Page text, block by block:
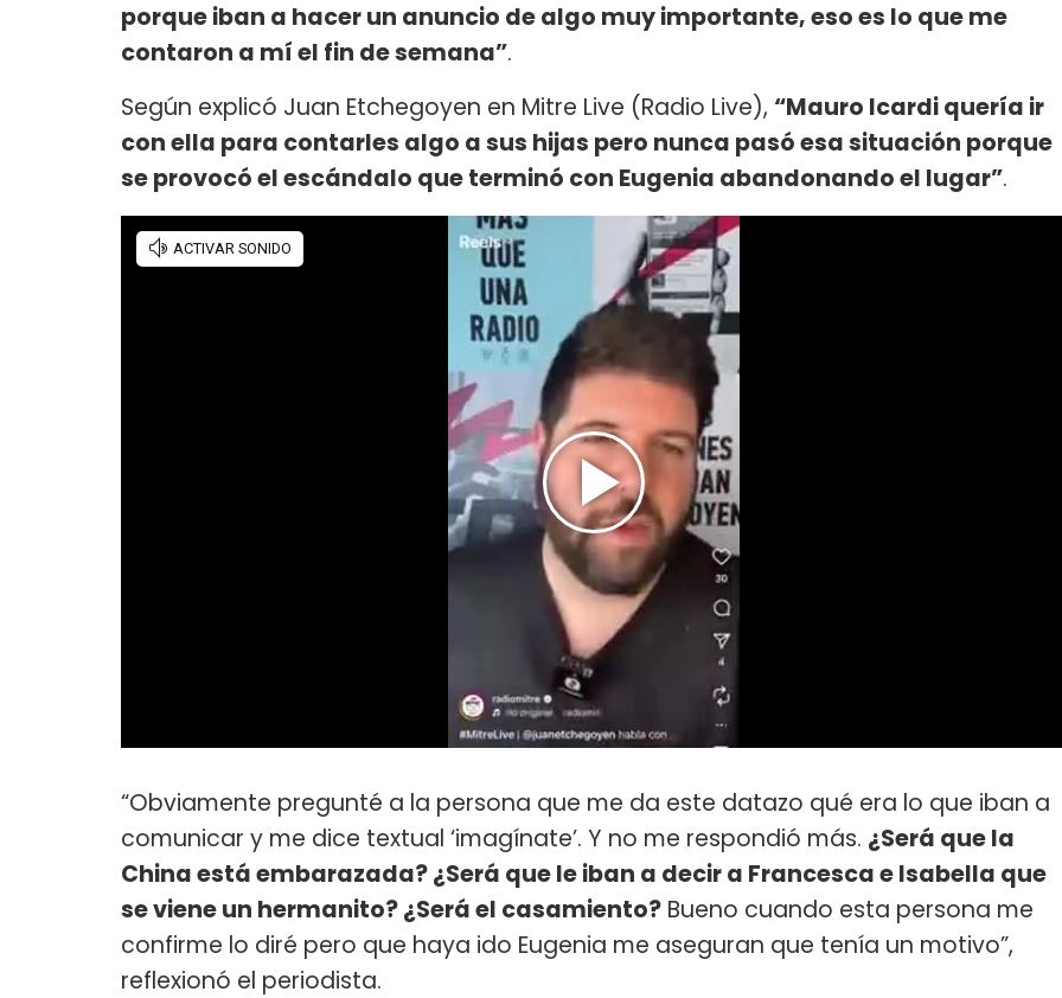
porque iban a hacer un anuncio de algo muy importante, eso es lo que me
contaron a mí el fin de semana”.
Según explicó Juan Etchegoyen en Mitre Live (Radio Live), “Mauro Icardi quería ir
con ella para contarles algo a sus hijas pero nunca pasó esa situación porque
se provocó el escándalo que terminó con Eugenia abandonando el lugar”.
“Obviamente pregunté a la persona que me da este datazo qué era lo que iban a
comunicar y me dice textual ‘imagínate’. Y no me respondió más. ¿Será que la
China está embarazada? ¿Será que le iban a decir a Francesca e Isabella que
se viene un hermanito? ¿Será el casamiento? Bueno cuando esta persona me
confirme lo diré pero que haya ido Eugenia me aseguran que tenía un motivo”,
reflexionó el periodista.